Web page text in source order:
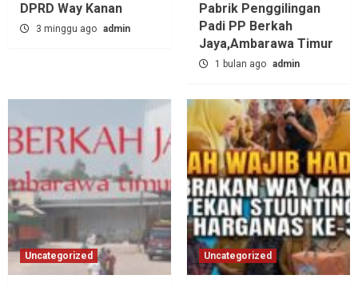
DPRD Way Kanan
3 minggu ago admin
Pabrik Penggilingan
Padi PP Berkah
Jaya,‎Ambarawa Timur
1 bulan ago admin
Uncategorized Uncategorized